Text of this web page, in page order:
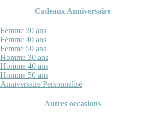
Cadeaux Anniversaire
Femme 30 ans
Femme 40 ans
Femme 50 ans
Homme 30 ans
Homme 40 ans
Homme 50 ans
Anniversaire Personnalisé
Autres occasions